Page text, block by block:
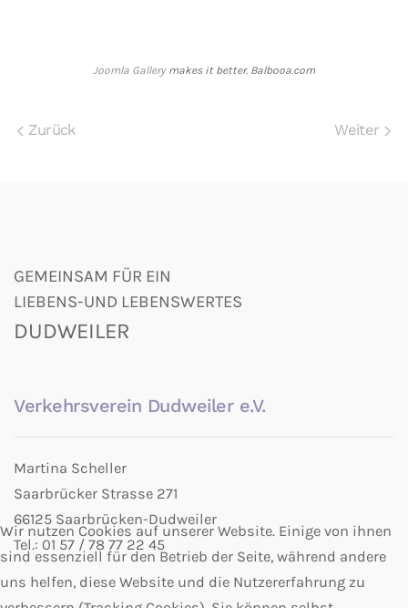
Joomla Gallerymakes it better. Balbooa.com
Zurück Weiter
GEMEINSAM FÜR EIN
LIEBENS-UND LEBENSWERTES
DUDWEILER
Verkehrsverein Dudweiler e.V.
Martina Scheller
Saarbrücker Strasse 271
66125 Saarbrücken-Dudweiler
Tel.: 01 57 / 78 77 22 45
Wir nutzen Cookies auf unserer Website. Einige von ihnen
sind essenziell für den Betrieb der Seite, während andere
uns helfen, diese Website und die Nutzererfahrung zu